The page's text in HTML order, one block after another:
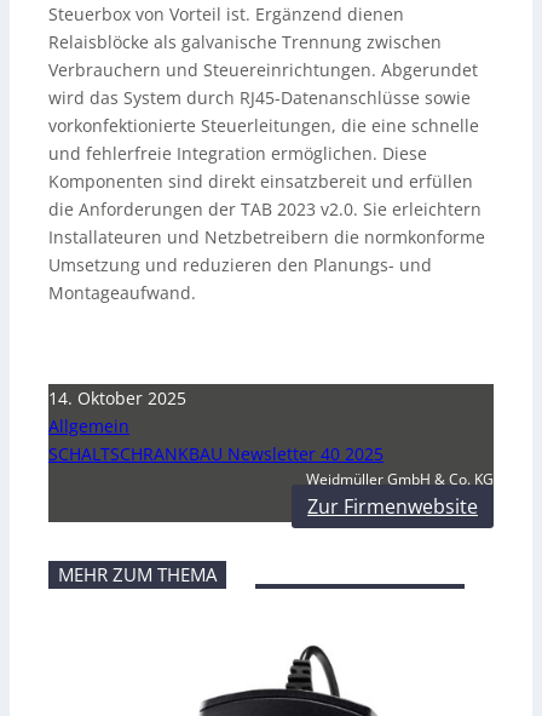
Steuerbox von Vorteil ist. Ergänzend dienen
Relaisblöcke als galvanische Trennung zwischen
Verbrauchern und Steuereinrichtungen. Abgerundet
wird das System durch RJ45-Datenanschlüsse sowie
vorkonfektionierte Steuerleitungen, die eine schnelle
und fehlerfreie Integration ermöglichen. Diese
Komponenten sind direkt einsatzbereit und erfüllen
die Anforderungen der TAB 2023 v2.0. Sie erleichtern
Installateuren und Netzbetreibern die normkonforme
Umsetzung und reduzieren den Planungs- und
Montageaufwand.
14. Oktober 2025
Allgemein
SCHALTSCHRANKBAU Newsletter 40 2025
Weidmüller GmbH & Co. KG
Zur Firmenwebsite
MEHR ZUM THEMA